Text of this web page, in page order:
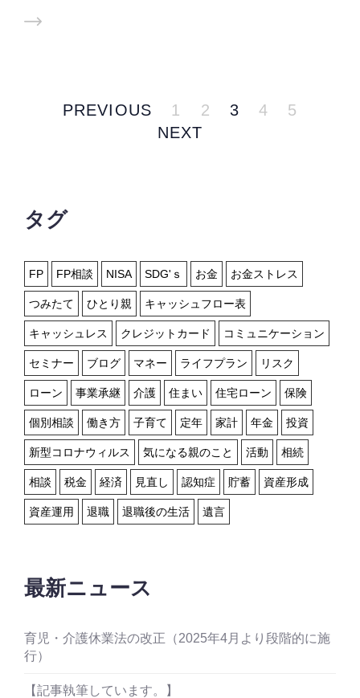
PREVIOUS 1 2 3 4
5
NEXT
タグ
FP FP相談 NISA SDG'ｓ お金 お金ストレス
つみたて ひとり親 キャッシュフロー表
キャッシュレス クレジットカード コミュニケーション
セミナー ブログ マネー ライフプラン リスク
ローン 事業承継 介護 住まい 住宅ローン 保険
個別相談 働き方 子育て 定年 家計 年金 投資
新型コロナウィルス 気になる親のこと 活動 相続
相談 税金 経済 見直し 認知症 貯蓄 資産形成
資産運用 退職 退職後の生活 遺言
最新ニュース
育児・介護休業法の改正（2025年4月より段階的に施
行）
【記事執筆しています。】